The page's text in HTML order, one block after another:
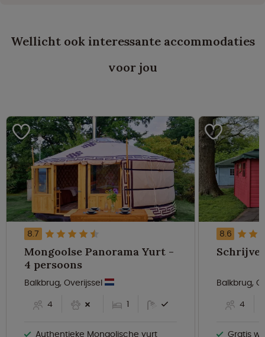
Wellicht ook interessante accommodaties
voor jou
8.7
Mongoolse Panorama Yurt -
4 persoons
Balkbrug, Overijssel
4
1
Authentieke Mongolische yurt
8.6
Balkbrug,
4
Gratis